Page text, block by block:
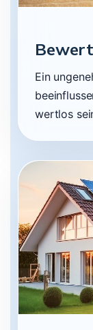
Ein
wertlos